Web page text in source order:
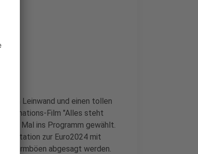
Leinwand und einen tollen
Animations-Film "Alles steht
Mal ins Programm gewählt.
zur Euro2024 mit
Sturmböen abgesagt werden.